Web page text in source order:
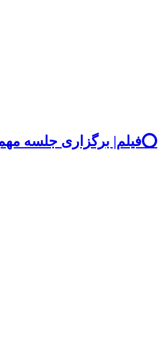
⭕️فیلم| برگزاری جلسه مهم